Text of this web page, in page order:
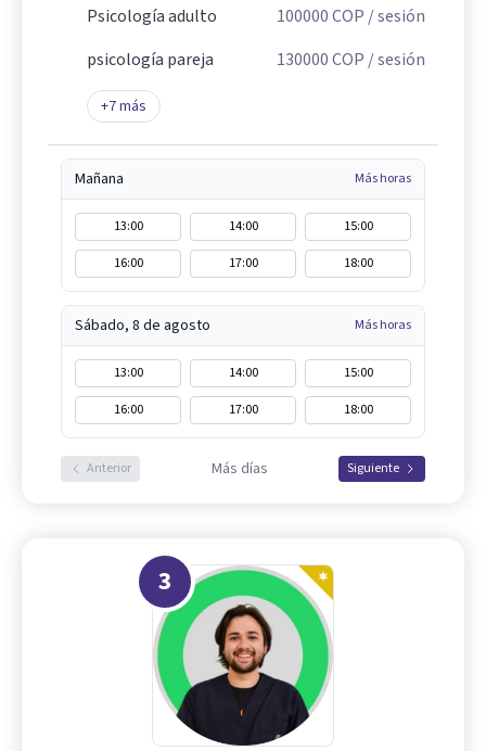
Psicología adulto
100000COP / sesión
psicología pareja
130000COP / sesión
+7más
Mañana Más horas
13:00 14:00
15:00
16:00
17:00 18:00
Sábado, 8 de agosto Más horas
13:00 14:00
15:00
16:00
17:00 18:00
Anterior Más días Siguiente
3